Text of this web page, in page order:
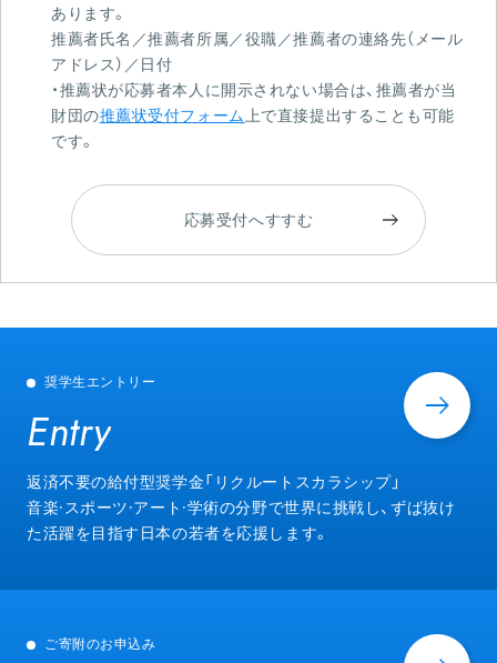
あります。
推薦者氏名／推薦者所属／役職／推薦者の連絡先（メール
アドレス）／日付
・推薦状が応募者本人に開示されない場合は、推薦者が当
財団の推薦状受付フォーム 上で直接提出することも可能
です。
応募受付へすすむ
奨学生エントリー
Entry
Entry
返済不要の給付型奨学金「リクルートスカラシップ」
音楽·スポーツ·アート·学術の分野で世界に挑戦し、ずば抜け
た活躍を目指す日本の若者を応援します。
ご寄附のお申込み